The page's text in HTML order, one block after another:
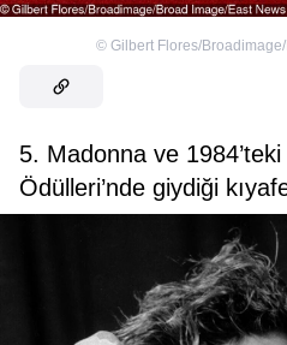
© Gilbert Flores/
5. Madonna ve
Ödülleri’nde giydiği